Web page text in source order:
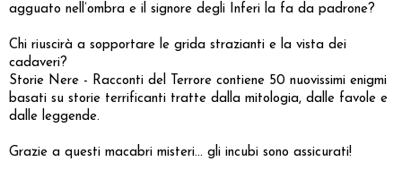
agguato nell’ombra e il signore degli Inferi la fa da padrone?
Chi riuscirà a sopportare le grida strazianti e la vista dei
cadaveri?
Storie Nere - Racconti del Terrore contiene 50 nuovissimi enigmi
basati su storie terrificanti tratte dalla mitologia, dalle favole e
dalle leggende.
Grazie a questi macabri misteri... gli incubi sono assicurati!